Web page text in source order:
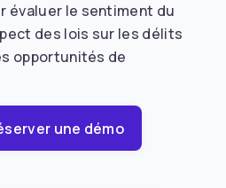
évaluer le sentiment du
des lois sur les délits
opportunités de
une démo